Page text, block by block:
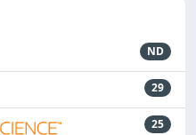
ND
29
25